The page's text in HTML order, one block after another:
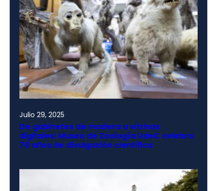
Julio 29, 2025
De gabinetes de madera a vitrinas
digitales: Museo de Zoología UdeC celebra
70 años de divulgación científica